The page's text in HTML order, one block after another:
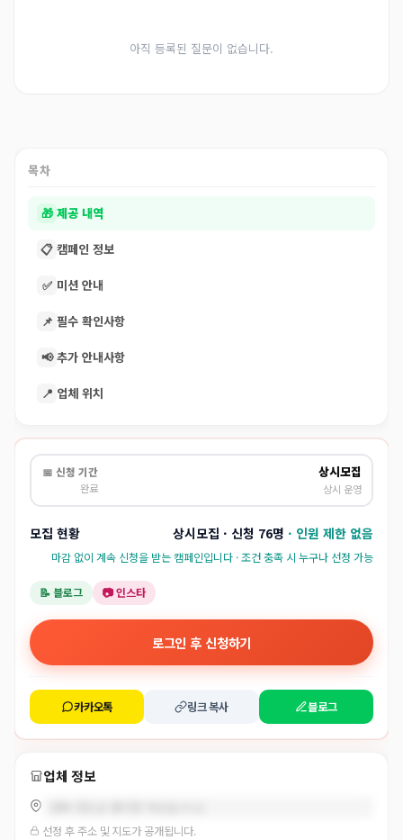
아직 등록된 질문이 없습니다.
목차
🎁 제공 내역
📋 캠페인 정보
✅ 미션 안내
📌 필수 확인사항
📢 추가 안내사항
📍 업체 위치
📅 신청 기간
완료
상시모집
상시 운영
모집 현황 상시모집 · 신청 76명 · 인원 제한 없음
마감 없이 계속 신청을 받는 캠페인입니다 · 조건 충족 시 누구나 선정 가능
📝 블로그 📷 인스타
로그인 후 신청하기
카카오톡 링크 복사 블로그
업체 정보
선정 후 주소 및 지도가 공개됩니다.